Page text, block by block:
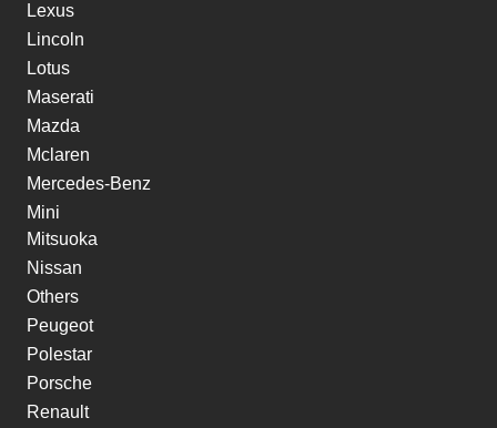
Lexus
Lincoln
Lotus
Maserati
Mazda
Mclaren
Mercedes-Benz
Mini
Mitsuoka
Nissan
Others
Peugeot
Polestar
Porsche
Renault